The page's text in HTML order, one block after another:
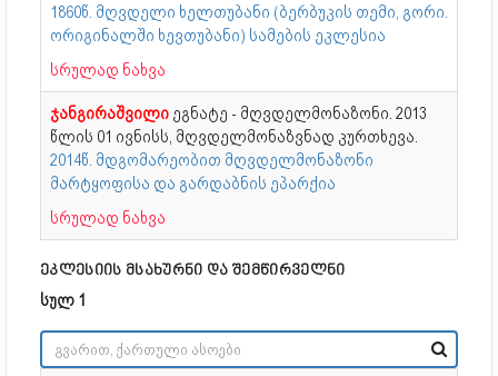
1860წ. მღვდელი ხელთუბანი (ბერბუკის თემი, გორი.
ორიგინალში ხევთუბანი) სამების ეკლესია
სრულად ნახვა
ჯანგირაშვილი ეგნატე - მღვდელმონაზონი. 2013
წლის 01 ივნისს, მღვდელმონაზვნად კურთხევა.
2014წ. მდგომარეობით მღვდელმონაზონი
მარტყოფისა და გარდაბნის ეპარქია
სრულად ნახვა
ეკლესიის მსახურნი და შემწირველნი
სულ 1